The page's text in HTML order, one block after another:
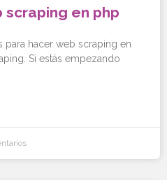
scraping en php
para hacer web scraping en
Si estás empezando